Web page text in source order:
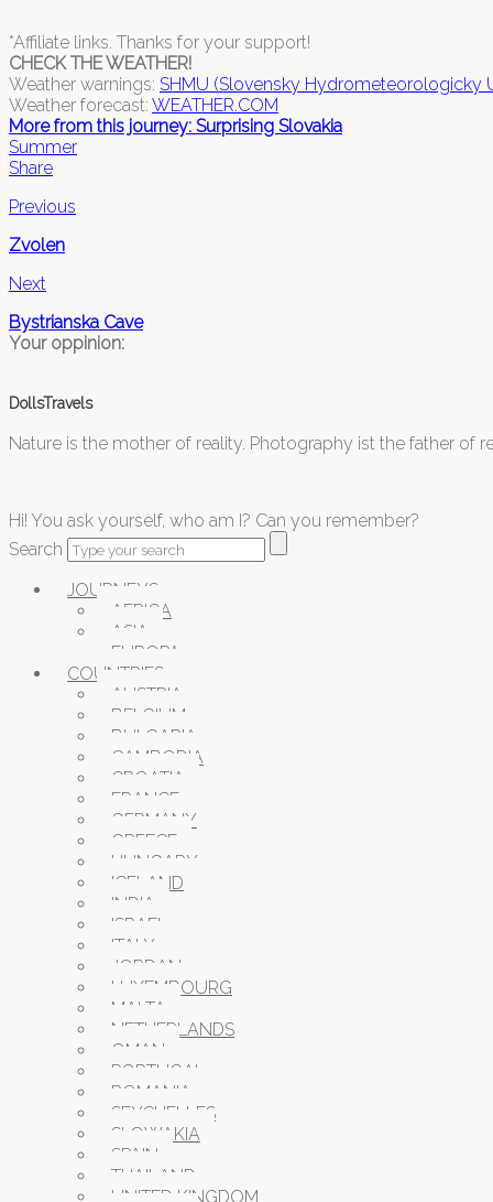
*Affiliate links. Thanks for your support!
CHECK THE WEATHER!
Weather warnings: SHMU (Slovensky Hydrometeorologicky
Weather forecast: WEATHER.COM
More from this journey: Surprising Slovakia
Summer
Share
Previous
Zvolen
Next
Bystrianska Cave
Your oppinion:
DollsTravels
Nature is the mother of reality. Photography ist the father of
Hi! You ask yourself, who am I? Can you remember?
Search
JOURNEYS
AFRICA
ASIA
EUROPA
COUNTRIES
AUSTRIA
BELGIUM
BULGARIA
CAMBODIA
CROATIA
FRANCE
GERMANY
GREECE
HUNGARY
ICELAND
INDIA
ISRAEL
ITALY
JORDAN
LUXEMBOURG
MALTA
NETHERLANDS
OMAN
PORTUGAL
ROMANIA
SEYCHELLES
SLOWAKIA
SPAIN
THAILAND
UNITED KINGDOM